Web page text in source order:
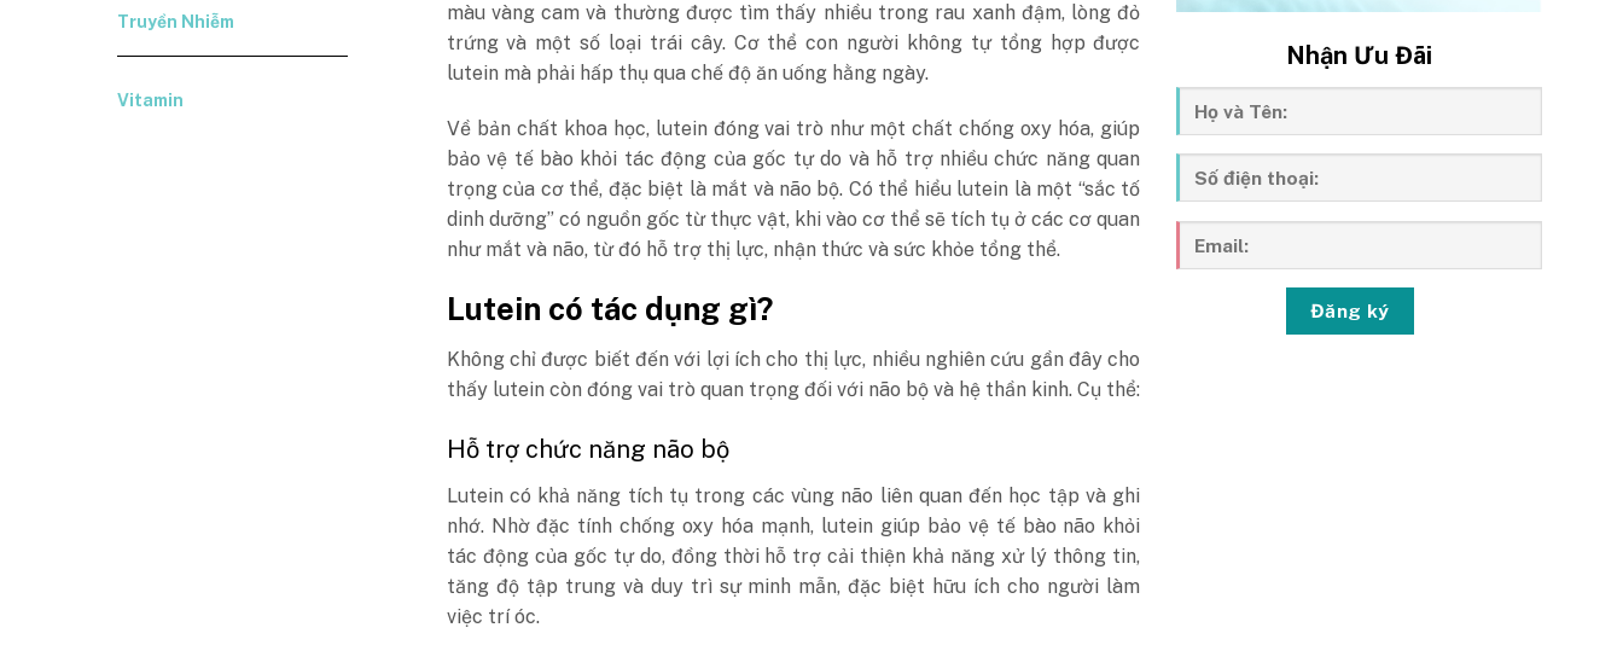
Truyền Nhiễm
Vitamin
màu vàng cam và thường được tìm thấy nhiều trong rau xanh đậm, lòng đỏ
trứng và một số loại trái cây. Cơ thể con người không tự tổng hợp được
lutein mà phải hấp thụ qua chế độ ăn uống hằng ngày.
Về bản chất khoa học, lutein đóng vai trò như một chất chống oxy hóa, giúp
bảo vệ tế bào khỏi tác động của gốc tự do và hỗ trợ nhiều chức năng quan
trọng của cơ thể, đặc biệt là mắt và não bộ. Có thể hiểu lutein là một “sắc tố
dinh dưỡng” có nguồn gốc từ thực vật, khi vào cơ thể sẽ tích tụ ở các cơ quan
như mắt và não, từ đó hỗ trợ thị lực, nhận thức và sức khỏe tổng thể.
Lutein có tác dụng gì?
Không chỉ được biết đến với lợi ích cho thị lực, nhiều nghiên cứu gần đây cho
thấy lutein còn đóng vai trò quan trọng đối với não bộ và hệ thần kinh. Cụ thể:
Hỗ trợ chức năng não bộ
Lutein có khả năng tích tụ trong các vùng não liên quan đến học tập và ghi
nhớ. Nhờ đặc tính chống oxy hóa mạnh, lutein giúp bảo vệ tế bào não khỏi
tác động của gốc tự do, đồng thời hỗ trợ cải thiện khả năng xử lý thông tin,
tăng độ tập trung và duy trì sự minh mẫn, đặc biệt hữu ích cho người làm
việc trí óc.
Nhận Ưu Đãi
Đăng ký